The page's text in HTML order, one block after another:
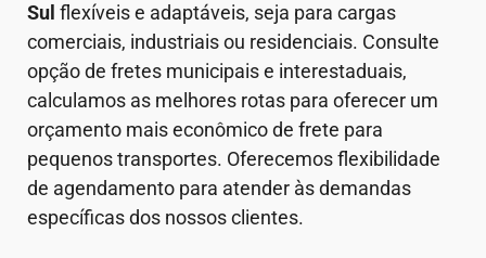
Sul flexíveis e adaptáveis, seja para cargas
comerciais, industriais ou residenciais. Consulte
opção de fretes municipais e interestaduais,
calculamos as melhores rotas para oferecer um
orçamento mais econômico de frete para
pequenos transportes. Oferecemos flexibilidade
de agendamento para atender às demandas
específicas dos nossos clientes.